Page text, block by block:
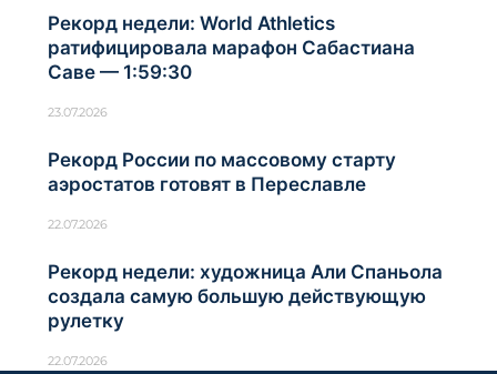
Рекорд недели: World Athletics
ратифицировала марафон Сабастиана
Саве — 1:59:30
23.07.2026
Рекорд России по массовому старту
аэростатов готовят в Переславле
22.07.2026
Рекорд недели: художница Али Спаньола
создала самую большую действующую
рулетку
22.07.2026